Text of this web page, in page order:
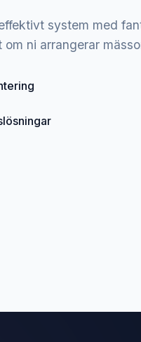
system med
ni arrangerar